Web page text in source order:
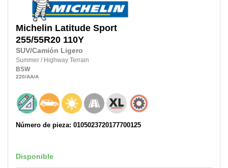
Michelin Latitude Sport
255/55R20 110Y
SUV/Camión Ligero
Summer / Highway Terrain
BSW
220/AA/A
Número de pieza: 0105023720177700125
Disponible